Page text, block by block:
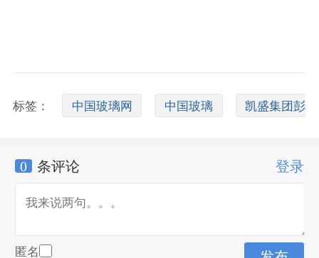
标签： 中国玻璃网 中国玻璃 凯盛集团彭
寿0 条评论 登录
匿名